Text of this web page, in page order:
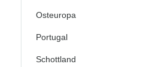
Osteuropa
Portugal
Schottland